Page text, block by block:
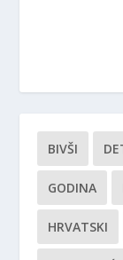
BIVŠI
GODINA
HRVATSKI